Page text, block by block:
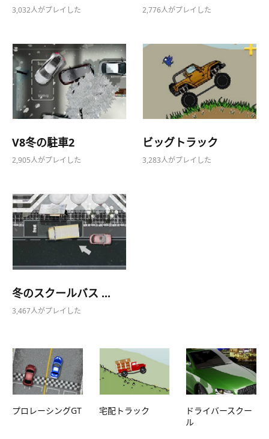
3,032人がプレイした 2,776人がプレイした
V8冬の駐車2
2,905人がプレイした
ビッグトラック
3,283人がプレイした
冬のスクールバス ...
3,467人がプレイした
プロレーシングGT 宅配トラック
ドライバースクー
ル